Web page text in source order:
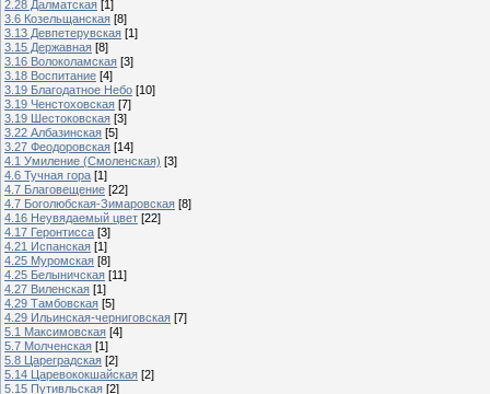
2.28 Далматская [1]
3.6 Козельщанская [8]
3.13 Девпетерувская [1]
3.15 Державная [8]
3.16 Волоколамская [3]
3.18 Воспитание [4]
3.19 Благодатное Небо [10]
3.19 Ченстоховская [7]
3.19 Шестоковская [3]
3.22 Албазинская [5]
3.27 Феодоровская [14]
4.1 Умиление (Смоленская) [3]
4.6 Тучная гора [1]
4.7 Благовещение [22]
4.7 Боголюбская-Зимаровская [8]
4.16 Неувядаемый цвет [22]
4.17 Геронтисса [3]
4.21 Испанская [1]
4.25 Муромская [8]
4.25 Белыничская [11]
4.27 Виленская [1]
4.29 Тамбовская [5]
4.29 Ильинская-черниговская [7]
5.1 Максимовская [4]
5.7 Молченская [1]
5.8 Цареградская [2]
5.14 Царевококшайская [2]
5.15 Путивльская [2]